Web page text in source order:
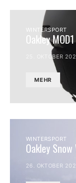
WINTERSPORT
Oakley
25. OKTOBER
MEHR
WINTERSPORT
Oakley
26. OKTOBER